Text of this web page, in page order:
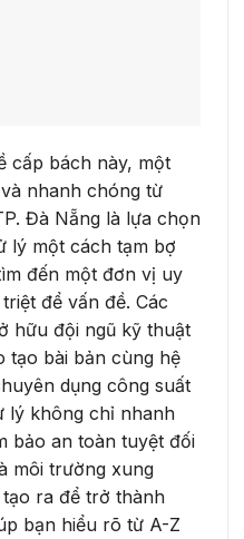
cấp bách này, một
nhanh chóng từ
Đà Nẵng là lựa chọn
lý một cách tạm bợ
đến một đơn vị uy
để vấn đề. Các
hữu đội ngũ kỹ thuật
tạo bài bản cùng hệ
dụng công suất
lý không chỉ nhanh
bảo an toàn tuyệt đối
môi trường xung
ra để trở thành
bạn hiểu rõ từ A-Z